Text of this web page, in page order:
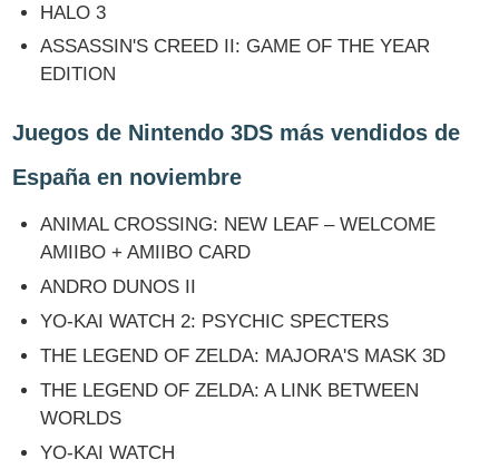
HALO 3
ASSASSIN'S CREED II: GAME OF THE YEAR
EDITION
Juegos de Nintendo 3DS más vendidos de
España en noviembre
ANIMAL CROSSING: NEW LEAF – WELCOME
AMIIBO + AMIIBO CARD
ANDRO DUNOS II
YO-KAI WATCH 2: PSYCHIC SPECTERS
THE LEGEND OF ZELDA: MAJORA'S MASK 3D
THE LEGEND OF ZELDA: A LINK BETWEEN
WORLDS
YO-KAI WATCH